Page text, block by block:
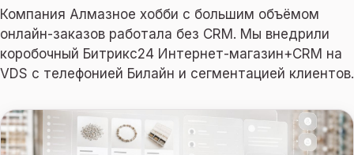
Компания Алмазное хобби с большим объёмом
онлайн-заказов работала без CRM. Мы внедрили
коробочный Битрикс24 Интернет-магазин+CRM на
VDS с телефонией Билайн и сегментацией клиентов.